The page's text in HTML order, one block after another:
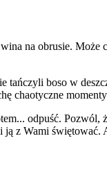
na obrusie.
boso w
chaotyczne
odpuść. Pozwól,
z Wami